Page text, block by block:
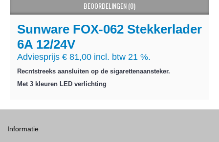
BEOORDELINGEN (0)
Sunware FOX-062 Stekkerlader
6A 12/24V
Adviesprijs € 81,00 incl. btw 21 %.
Recntstreeks aansluiten op de sigarettenaansteker.
Met 3 kleuren LED verlichting
Informatie